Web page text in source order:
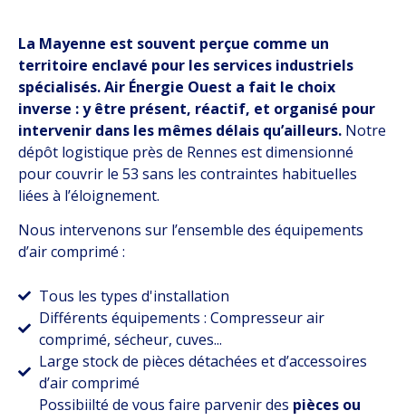
La Mayenne est souvent perçue comme un
territoire enclavé pour les services industriels
spécialisés. Air Énergie Ouest a fait le choix
inverse : y être présent, réactif, et organisé pour
intervenir dans les mêmes délais qu’ailleurs. Notre
dépôt logistique près de Rennes est dimensionné
pour couvrir le 53 sans les contraintes habituelles
liées à l’éloignement.
Nous intervenons sur l’ensemble des équipements
d’air comprimé :
Tous les types d'installation
Différents équipements : Compresseur air
comprimé, sécheur, cuves...
Large stock de pièces détachées et d’accessoires
d’air comprimé
Possibiilté de vous faire parvenir des pièces ou